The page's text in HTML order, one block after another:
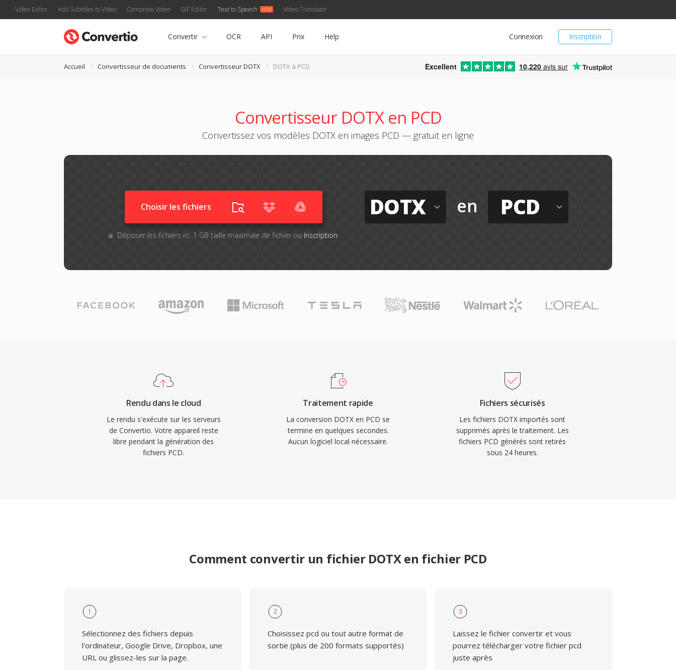
Video Editor Add Subtitles to Video Compress Video GIF Editor Text to Speech Video Translator
Inscription
Connexion
Convertir OCR API Prix Help
Accueil Convertisseur de documents Convertisseur DOTX DOTX à PCD Excellent 10,220 avis sur
Convertisseur DOTX en PCD
Convertissez vos modèles DOTX en images PCD — gratuit en ligne
Choisir les fichiers
Déposer les fichiers ici. 1 GB taille maximale de fichier ou Inscription
DOTX en PCD
Rendu dans le cloud
Le rendu s'exécute sur les serveurs
de Convertio. Votre appareil reste
libre pendant la génération des
fichiers PCD.
Traitement rapide
La conversion DOTX en PCD se
termine en quelques secondes.
Aucun logiciel local nécessaire.
Fichiers sécurisés
Les fichiers DOTX importés sont
supprimés après le traitement. Les
fichiers PCD générés sont retirés
sous 24 heures.
Comment convertir un fichier DOTX en fichier PCD
1
Sélectionnez des fichiers depuis
l'ordinateur, Google Drive, Dropbox, une
URL ou glissez-les sur la page.
2
Choisissez pcd ou tout autre format de
sortie (plus de 200 formats supportés)
3
Laissez le fichier convertir et vous
pourrez télécharger votre fichier pcd
juste après